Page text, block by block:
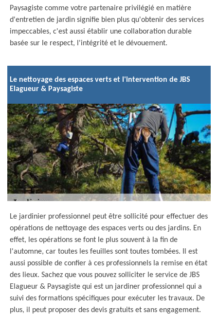
Paysagiste comme votre partenaire privilégié en matière
d'entretien de jardin signifie bien plus qu'obtenir des services
impeccables, c'est aussi établir une collaboration durable
basée sur le respect, l'intégrité et le dévouement.
Le nettoyage des espaces verts et l'intervention de JBS
Elagueur & Paysagiste
Le jardinier professionnel peut être sollicité pour effectuer des
opérations de nettoyage des espaces verts ou des jardins. En
effet, les opérations se font le plus souvent à la fin de
l'automne, car toutes les feuilles sont toutes tombées. Il est
aussi possible de confier à ces professionnels la remise en état
des lieux. Sachez que vous pouvez solliciter le service de JBS
Elagueur & Paysagiste qui est un jardiner professionnel qui a
suivi des formations spécifiques pour exécuter les travaux. De
plus, il peut proposer des devis gratuits et sans engagement.